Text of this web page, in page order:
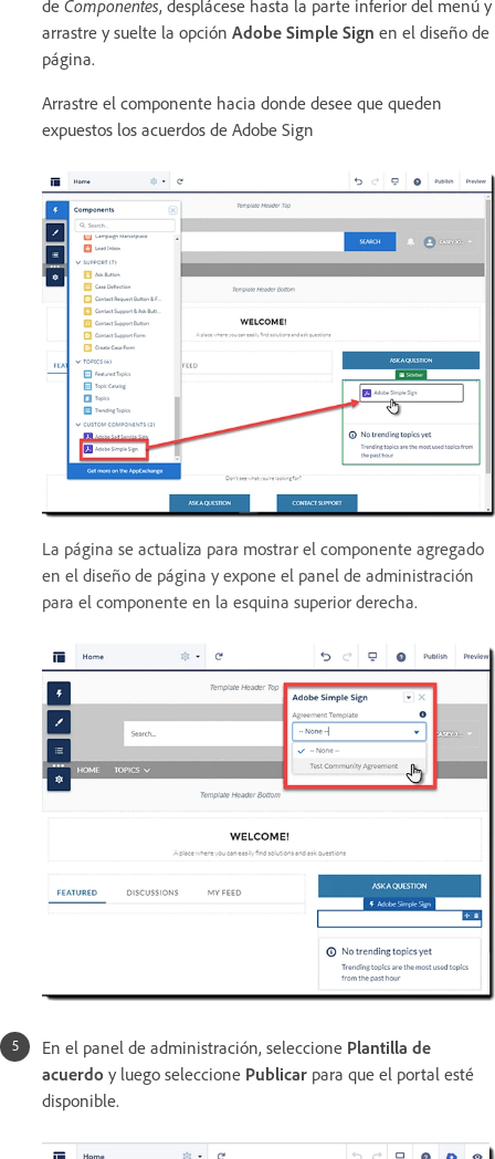
de Componentes, desplácese hasta la parte inferior del menú y
arrastre y suelte la opción Adobe Simple Sign en el diseño de
página.
Arrastre el componente hacia donde desee que queden
expuestos los acuerdos de Adobe Sign
La página se actualiza para mostrar el componente agregado
en el diseño de página y expone el panel de administración
para el componente en la esquina superior derecha.
En el panel de administración, seleccione Plantilla de
acuerdo y luego seleccione Publicar para que el portal esté
disponible.